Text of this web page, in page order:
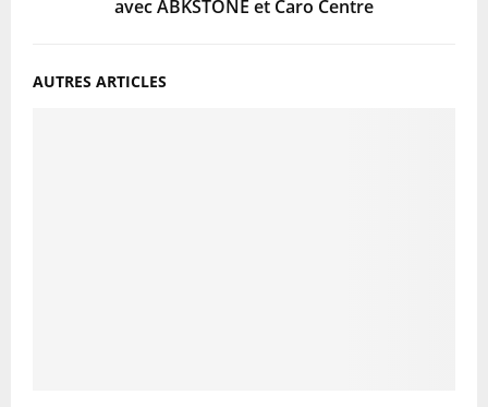
avec ABKSTONE et Caro Centre
AUTRES ARTICLES